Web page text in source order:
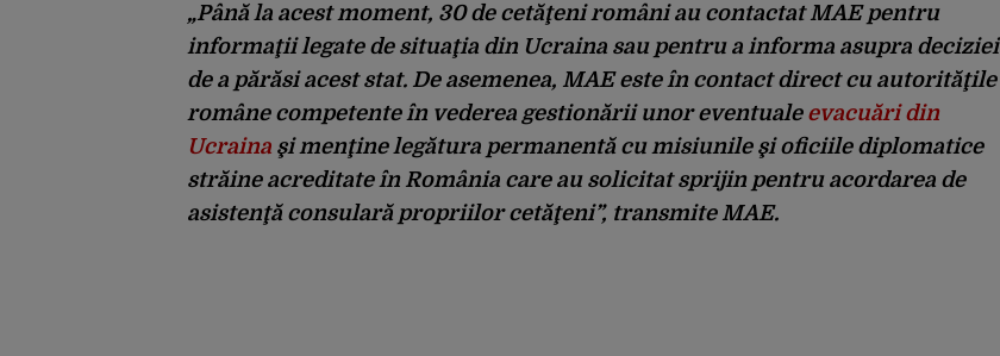
„Până la acest moment, 30 de cetăţeni români au contactat MAE pentru
informaţii legate de situaţia din Ucraina sau pentru a informa asupra deciziei
de a părăsi acest stat. De asemenea, MAE este în contact direct cu autorităţile
române competente în vederea gestionării unor eventuale evacuări din
Ucraina şi menţine legătura permanentă cu misiunile şi oficiile diplomatice
străine acreditate în România care au solicitat sprijin pentru acordarea de
asistenţă consulară propriilor cetăţeni”, transmite MAE.